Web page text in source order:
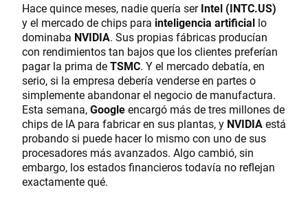
Hace quince meses, nadie quería serIntel (INTC.US)
y el mercado de chips para inteligencia artificial lo
dominaba NVIDIA. Sus propias fábricas producían
con rendimientos tan bajos que los clientes preferían
pagar la prima deTSMC. Y el mercado debatía, en
serio, si la empresa debería venderse en partes o
simplemente abandonar el negocio de manufactura.
Esta semana,Googleencargó más de tres millones de
chips de IA para fabricar en sus plantas, y NVIDIAestá
probando si puede hacer lo mismo con uno de sus
procesadores más avanzados. Algo cambió, sin
embargo, los estados financieros todavía no reflejan
exactamente qué.